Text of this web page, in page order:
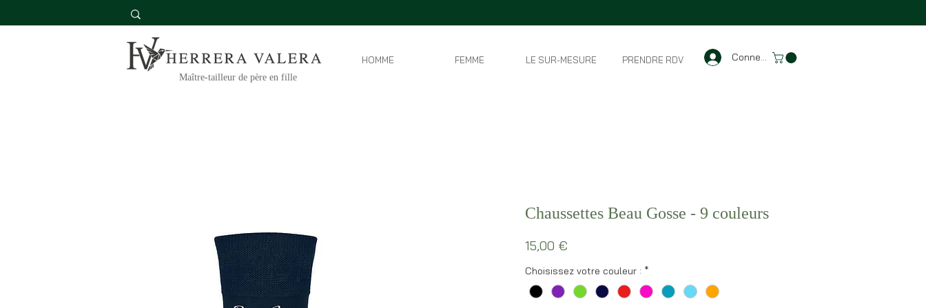
Maître-tailleur de père en fille
Connexion
HOMME FEMME LE SUR-MESURE PRENDRE RDV
Chaussettes Beau Gosse - 9 couleurs
15,00 €
Choisissez votre couleur : *